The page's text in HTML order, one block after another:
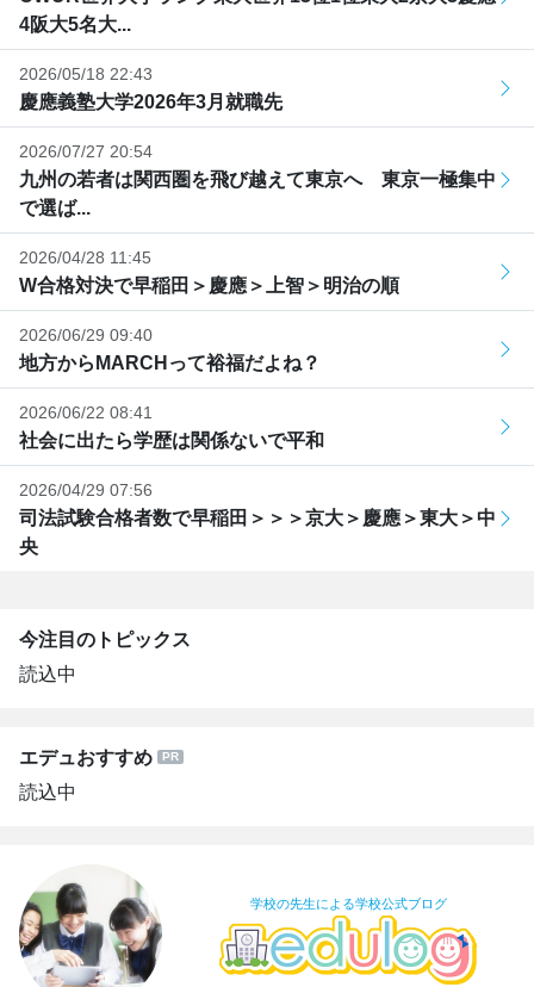
4阪大5名大...
2026/05/18 22:43
慶應義塾大学2026年3月就職先
2026/07/27 20:54
九州の若者は関西圏を飛び越えて東京へ 東京一極集中
で選ば...
2026/04/28 11:45
W合格対決で早稲田＞慶應＞上智＞明治の順
2026/06/29 09:40
地方からMARCHって裕福だよね？
2026/06/22 08:41
社会に出たら学歴は関係ないで平和
2026/04/29 07:56
司法試験合格者数で早稲田＞＞＞京大＞慶應＞東大＞中
央
今注目のトピックス
読込中
エデュおすすめ
読込中
学校の先生による学校公式ブログ